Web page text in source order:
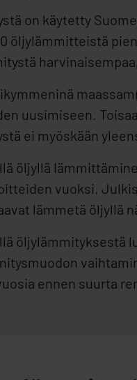
on käytetty
öljylämmitteistä
uusimiseen.
ei myöskään
öljyllä
vuoksi.
lämmetä öljyllä
öljylämmityksestä
ennen suurta